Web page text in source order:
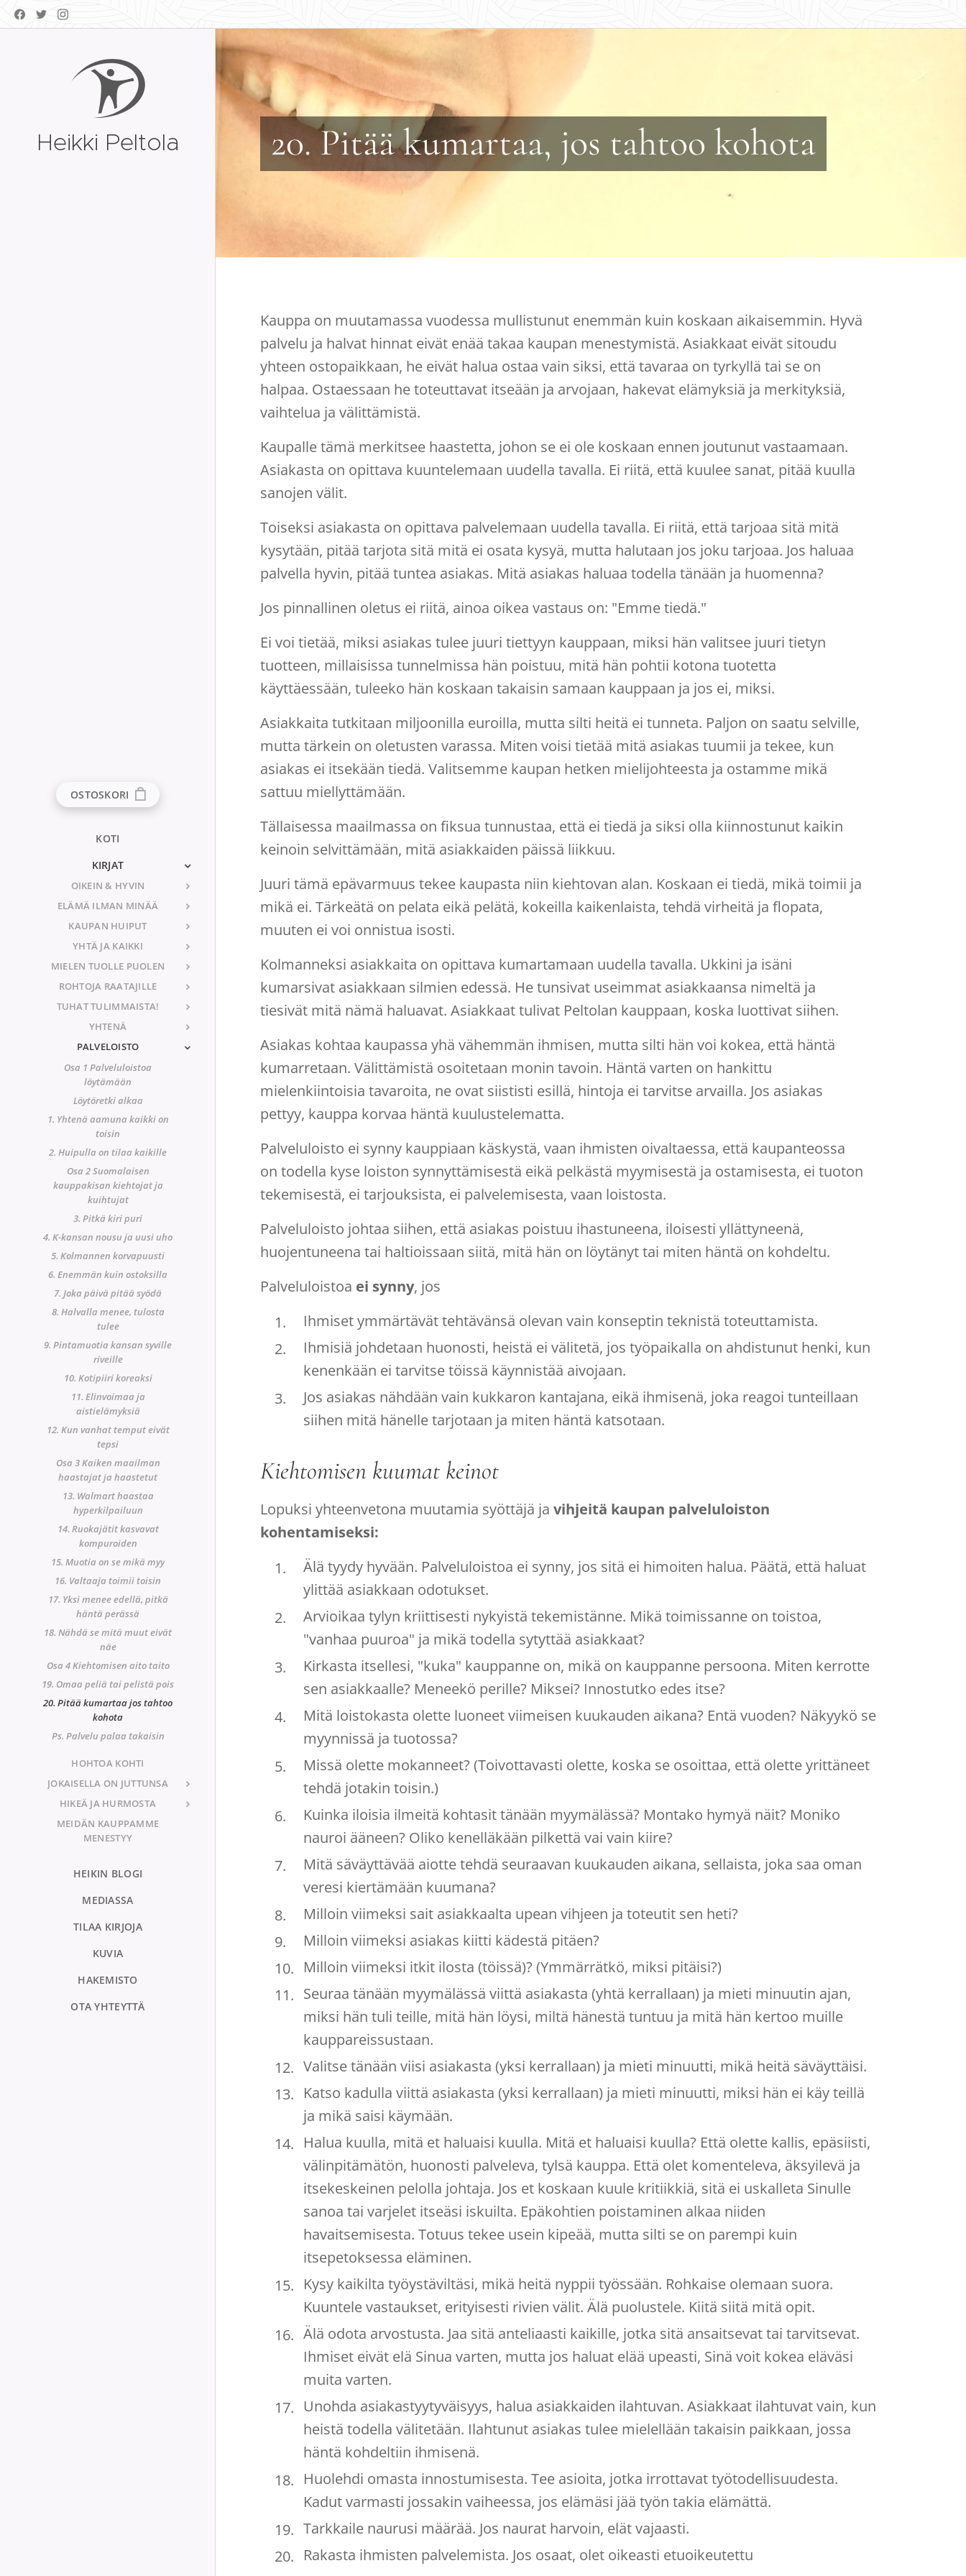
Heikki Peltola
OSTOSKORI
KOTI
KIRJAT
OIKEIN & HYVIN
ELÄMÄ ILMAN MINÄÄ
KAUPAN HUIPUT
YHTÄ JA KAIKKI
MIELEN TUOLLE PUOLEN
ROHTOJA RAATAJILLE
TUHAT TULIMMAISTA!
YHTENÄ
PALVELOISTO
Osa 1 Palveluloistoa
löytämään
Löytöretki alkaa
1. Yhtenä aamuna kaikki on
toisin
2. Huipulla on tilaa kaikille
Osa 2 Suomalaisen
kauppakisan kiehtojat ja
kuihtujat
3. Pitkä kiri puri
4. K-kansan nousu ja uusi uho
5. Kolmannen korvapuusti
6. Enemmän kuin ostoksilla
7. Joka päivä pitää syödä
8. Halvalla menee, tulosta
tulee
9. Pintamuotia kansan syville
riveille
10. Kotipiiri koreaksi
11. Elinvoimaa ja
aistielämyksiä
12. Kun vanhat temput eivät
tepsi
Osa 3 Kaiken maailman
haastajat ja haastetut
13. Walmart haastaa
hyperkilpailuun
14. Ruokajätit kasvavat
kompuroiden
15. Muotia on se mikä myy
16. Valtaaja toimii toisin
17. Yksi menee edellä, pitkä
häntä perässä
18. Nähdä se mitä muut eivät
näe
Osa 4 Kiehtomisen aito taito
19. Omaa peliä tai pelistä pois
20. Pitää kumartaa jos tahtoo
kohota
Ps. Palvelu palaa takaisin
HOHTOA KOHTI
JOKAISELLA ON JUTTUNSA
HIKEÄ JA HURMOSTA
MEIDÄN KAUPPAMME
MENESTYY
HEIKIN BLOGI
MEDIASSA
TILAA KIRJOJA
KUVIA
HAKEMISTO
OTA YHTEYTTÄ
20. Pitää kumartaa, jos tahtoo kohota
Kauppa on muutamassa vuodessa mullistunut enemmän kuin koskaan aikaisemmin. Hyvä
palvelu ja halvat hinnat eivät enää takaa kaupan menestymistä. Asiakkaat eivät sitoudu
yhteen ostopaikkaan, he eivät halua ostaa vain siksi, että tavaraa on tyrkyllä tai se on
halpaa. Ostaessaan he toteuttavat itseään ja arvojaan, hakevat elämyksiä ja merkityksiä,
vaihtelua ja välittämistä.
Kaupalle tämä merkitsee haastetta, johon se ei ole koskaan ennen joutunut vastaamaan.
Asiakasta on opittava kuuntelemaan uudella tavalla. Ei riitä, että kuulee sanat, pitää kuulla
sanojen välit.
Toiseksi asiakasta on opittava palvelemaan uudella tavalla. Ei riitä, että tarjoaa sitä mitä
kysytään, pitää tarjota sitä mitä ei osata kysyä, mutta halutaan jos joku tarjoaa. Jos haluaa
palvella hyvin, pitää tuntea asiakas. Mitä asiakas haluaa todella tänään ja huomenna?
Jos pinnallinen oletus ei riitä, ainoa oikea vastaus on: "Emme tiedä."
Ei voi tietää, miksi asiakas tulee juuri tiettyyn kauppaan, miksi hän valitsee juuri tietyn
tuotteen, millaisissa tunnelmissa hän poistuu, mitä hän pohtii kotona tuotetta
käyttäessään, tuleeko hän koskaan takaisin samaan kauppaan ja jos ei, miksi.
Asiakkaita tutkitaan miljoonilla euroilla, mutta silti heitä ei tunneta. Paljon on saatu selville,
mutta tärkein on oletusten varassa. Miten voisi tietää mitä asiakas tuumii ja tekee, kun
asiakas ei itsekään tiedä. Valitsemme kaupan hetken mielijohteesta ja ostamme mikä
sattuu miellyttämään.
Tällaisessa maailmassa on fiksua tunnustaa, että ei tiedä ja siksi olla kiinnostunut kaikin
keinoin selvittämään, mitä asiakkaiden päissä liikkuu.
Juuri tämä epävarmuus tekee kaupasta niin kiehtovan alan. Koskaan ei tiedä, mikä toimii ja
mikä ei. Tärkeätä on pelata eikä pelätä, kokeilla kaikenlaista, tehdä virheitä ja flopata,
muuten ei voi onnistua isosti.
Kolmanneksi asiakkaita on opittava kumartamaan uudella tavalla. Ukkini ja isäni
kumarsivat asiakkaan silmien edessä. He tunsivat useimmat asiakkaansa nimeltä ja
tiesivät mitä nämä haluavat. Asiakkaat tulivat Peltolan kauppaan, koska luottivat siihen.
Asiakas kohtaa kaupassa yhä vähemmän ihmisen, mutta silti hän voi kokea, että häntä
kumarretaan. Välittämistä osoitetaan monin tavoin. Häntä varten on hankittu
mielenkiintoisia tavaroita, ne ovat siististi esillä, hintoja ei tarvitse arvailla. Jos asiakas
pettyy, kauppa korvaa häntä kuulustelematta.
Palveluloisto ei synny kauppiaan käskystä, vaan ihmisten oivaltaessa, että kaupanteossa
on todella kyse loiston synnyttämisestä eikä pelkästä myymisestä ja ostamisesta, ei tuoton
tekemisestä, ei tarjouksista, ei palvelemisesta, vaan loistosta.
Palveluloisto johtaa siihen, että asiakas poistuu ihastuneena, iloisesti yllättyneenä,
huojentuneena tai haltioissaan siitä, mitä hän on löytänyt tai miten häntä on kohdeltu.
Palveluloistoa ei synny, jos
Ihmiset ymmärtävät tehtävänsä olevan vain konseptin teknistä toteuttamista.
Ihmisiä johdetaan huonosti, heistä ei välitetä, jos työpaikalla on ahdistunut henki, kun
kenenkään ei tarvitse töissä käynnistää aivojaan.
Jos asiakas nähdään vain kukkaron kantajana, eikä ihmisenä, joka reagoi tunteillaan
siihen mitä hänelle tarjotaan ja miten häntä katsotaan.
Kiehtomisen kuumat keinot
Lopuksi yhteenvetona muutamia syöttäjä ja vihjeitä kaupan palveluloiston
kohentamiseksi:
Älä tyydy hyvään. Palveluloistoa ei synny, jos sitä ei himoiten halua. Päätä, että haluat
ylittää asiakkaan odotukset.
Arvioikaa tylyn kriittisesti nykyistä tekemistänne. Mikä toimissanne on toistoa,
"vanhaa puuroa" ja mikä todella sytyttää asiakkaat?
Kirkasta itsellesi, "kuka" kauppanne on, mikä on kauppanne persoona. Miten kerrotte
sen asiakkaalle? Meneekö perille? Miksei? Innostutko edes itse?
Mitä loistokasta olette luoneet viimeisen kuukauden aikana? Entä vuoden? Näkyykö se
myynnissä ja tuotossa?
Missä olette mokanneet? (Toivottavasti olette, koska se osoittaa, että olette yrittäneet
tehdä jotakin toisin.)
Kuinka iloisia ilmeitä kohtasit tänään myymälässä? Montako hymyä näit? Moniko
nauroi ääneen? Oliko kenelläkään pilkettä vai vain kiire?
Mitä säväyttävää aiotte tehdä seuraavan kuukauden aikana, sellaista, joka saa oman
veresi kiertämään kuumana?
Milloin viimeksi sait asiakkaalta upean vihjeen ja toteutit sen heti?
Milloin viimeksi asiakas kiitti kädestä pitäen?
Milloin viimeksi itkit ilosta (töissä)? (Ymmärrätkö, miksi pitäisi?)
Seuraa tänään myymälässä viittä asiakasta (yhtä kerrallaan) ja mieti minuutin ajan,
miksi hän tuli teille, mitä hän löysi, miltä hänestä tuntuu ja mitä hän kertoo muille
kauppareissustaan.
Valitse tänään viisi asiakasta (yksi kerrallaan) ja mieti minuutti, mikä heitä säväyttäisi.
Katso kadulla viittä asiakasta (yksi kerrallaan) ja mieti minuutti, miksi hän ei käy teillä
ja mikä saisi käymään.
Halua kuulla, mitä et haluaisi kuulla. Mitä et haluaisi kuulla? Että olette kallis, epäsiisti,
välinpitämätön, huonosti palveleva, tylsä kauppa. Että olet komenteleva, äksyilevä ja
itsekeskeinen pelolla johtaja. Jos et koskaan kuule kritiikkiä, sitä ei uskalleta Sinulle
sanoa tai varjelet itseäsi iskuilta. Epäkohtien poistaminen alkaa niiden
havaitsemisesta. Totuus tekee usein kipeää, mutta silti se on parempi kuin
itsepetoksessa eläminen.
Kysy kaikilta työystäviltäsi, mikä heitä nyppii työssään. Rohkaise olemaan suora.
Kuuntele vastaukset, erityisesti rivien välit. Älä puolustele. Kiitä siitä mitä opit.
Älä odota arvostusta. Jaa sitä anteliaasti kaikille, jotka sitä ansaitsevat tai tarvitsevat.
Ihmiset eivät elä Sinua varten, mutta jos haluat elää upeasti, Sinä voit kokea eläväsi
muita varten.
Unohda asiakastyytyväisyys, halua asiakkaiden ilahtuvan. Asiakkaat ilahtuvat vain, kun
heistä todella välitetään. Ilahtunut asiakas tulee mielellään takaisin paikkaan, jossa
häntä kohdeltiin ihmisenä.
Huolehdi omasta innostumisesta. Tee asioita, jotka irrottavat työtodellisuudesta.
Kadut varmasti jossakin vaiheessa, jos elämäsi jää työn takia elämättä.
Tarkkaile naurusi määrää. Jos naurat harvoin, elät vajaasti.
Rakasta ihmisten palvelemista. Jos osaat, olet oikeasti etuoikeutettu